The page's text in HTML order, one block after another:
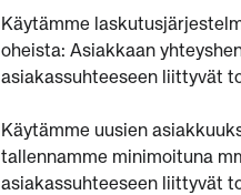
Käytämme
oheista: Asiakkaan
asiakassuhteeseen liittyvät
Käytämme uusien
tallennamme minimoituna
asiakassuhteeseen liittyvät